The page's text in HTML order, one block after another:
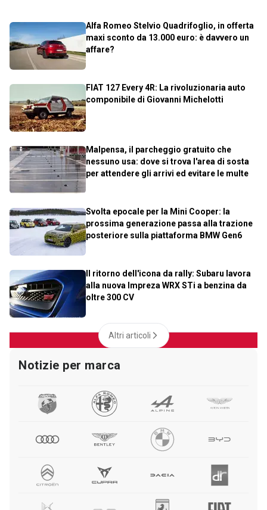
Alfa Romeo Stelvio Quadrifoglio, in offerta
maxi sconto da 13.000 euro: è davvero un
affare?
FIAT 127 Every 4R: La rivoluzionaria auto
componibile di Giovanni Michelotti
Malpensa, il parcheggio gratuito che
nessuno usa: dove si trova l'area di sosta
per attendere gli arrivi ed evitare le multe
Svolta epocale per la Mini Cooper: la
prossima generazione passa alla trazione
posteriore sulla piattaforma BMW Gen6
Il ritorno dell'icona da rally: Subaru lavora
alla nuova Impreza WRX STi a benzina da
oltre 300 CV
Altri articoli
Notizie per marca